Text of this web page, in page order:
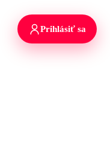
Prihlásiť sa